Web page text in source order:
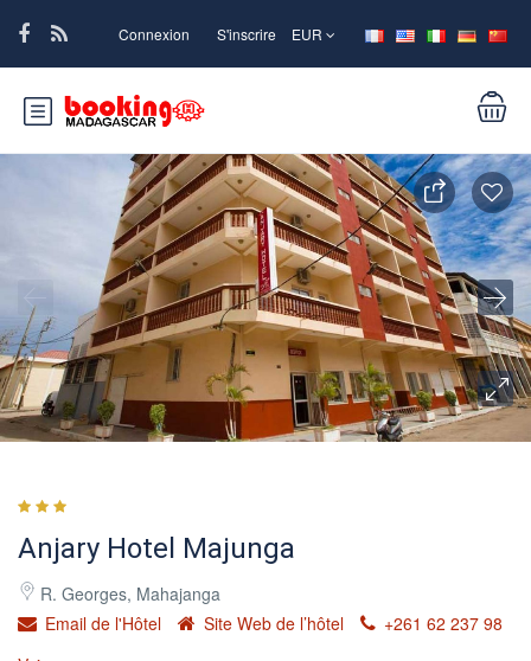
Connexion S'inscrire EUR
Anjary Hotel Majunga
R. Georges, Mahajanga
Email de l'Hôtel
Site Web de l’hôtel
+261 62 237 98